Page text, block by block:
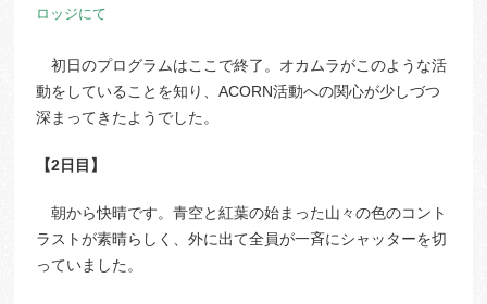
ロッジにて
初日のプログラムはここで終了。オカムラがこのような活
動をしていることを知り、ACORN活動への関心が少しづつ
深まってきたようでした。
【2日目】
朝から快晴です。青空と紅葉の始まった山々の色のコント
ラストが素晴らしく、外に出て全員が一斉にシャッターを切
っていました。